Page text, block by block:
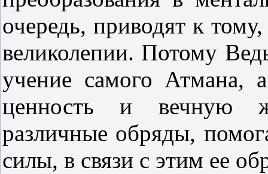
очередь, приводят к
великолепии. Потому
учение самого Атмана,
ценность и вечную
различные обряды,
силы, в связи с этим ее